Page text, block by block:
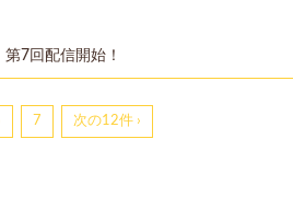
7回配信開始！
7 次の12件 ›